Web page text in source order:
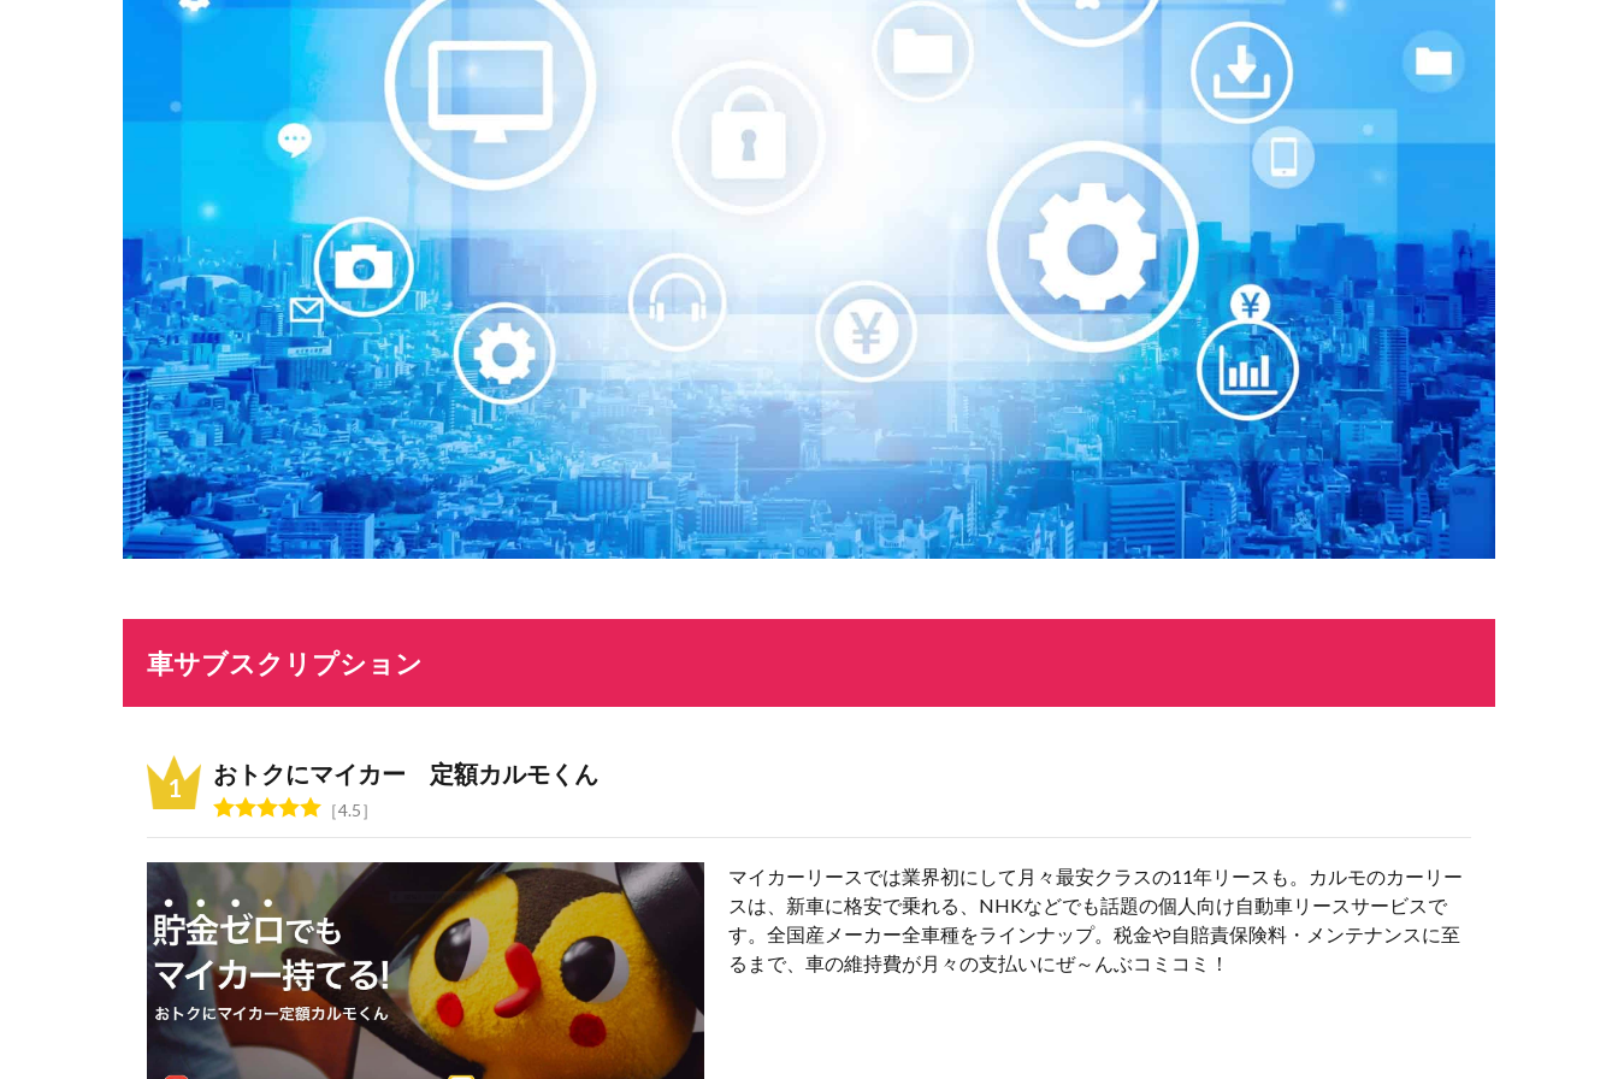
車サブスクリプション
おトクにマイカー 定額カルモくん
4.5
マイカーリースでは業界初にして月々最安クラスの11年リースも。カルモのカーリー
スは、新車に格安で乗れる、NHKなどでも話題の個人向け自動車リースサービスで
す。全国産メーカー全車種をラインナップ。税金や自賠責保険料・メンテナンスに至
るまで、車の維持費が月々の支払いにぜ～んぶコミコミ！